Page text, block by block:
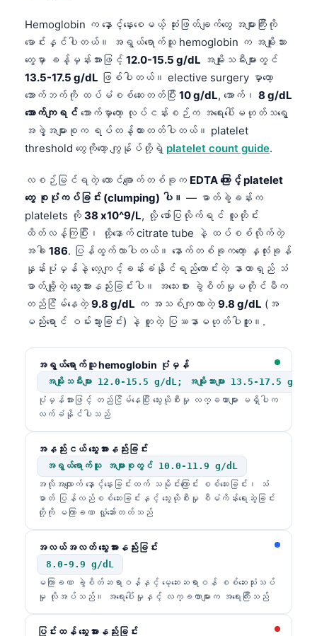
Hemoglobin က နှောင့်နှေးစေမယ့် ဆုံးဖြတ်ချက်တွေ အများကြီးကို
မောင်းနှင်ပါတယ်။ အရွယ်ရောက်သူ hemoglobin က အမျိုးသား
တွေမှာ ခန့်မှန်းအားဖြင့် 12.0-15.5 g/dL အမျိုးသမီးများတွင်
13.5-17.5 g/dL ဖြစ်ပါတယ်။ elective surgery မှာတော့
အောက်ဘက်ကို ထပ်မံစစ်ဆေးတတ်ပြီး 10 g/dL, အောက်၊ 8 g/dL
အောက်ကျရင် အောက်မှာတော့ လုပ်ငန်းစဉ်က အရေးပေါ်မဟုတ်သရွေ့
အဖွဲ့အများစုက ရပ်တန့်ထားတတ်ပါတယ်။ platelet
threshold တွေကိုတော့ ကျွန်ုပ်တို့ရဲ့ platelet count guide.
လစဉ်မြင်ရတဲ့ ထောင်ချောက်တစ်ခုက EDTA ကြောင့် platelet
တွေ စုပုံကပ်ခြင်း (clumping) ပါ။ — ဓာတ်ခွဲခန်းက
platelets ကို 38 x10^9/L, လို့ ဖော်ပြလိုက်ရင် လူတိုင်း
ထိတ်လန့်ကြပြီး၊ ထို့နောက် citrate tube နဲ့ ထပ်စစ်လိုက်တဲ့
အခါ 186. ပြန်ထွက်လာပါတယ်။ နောက်တစ်ခုကတော့ နှလုံးခုန်
နှုန်းပုံမှန်နဲ့ လေ့ကျင့်ခန်းခံနိုင်ရည်ကောင်းတဲ့ နာတာရှည် သံ
ဓာတ်ချို့တဲ့ သွေးအားနည်းခြင်းပါ။ အသေးစား ခွဲစိတ်မှုမတိုင်မီက
တည်ငြိမ်နေတဲ့ 9.8 g/dL က အသစ်ကျလာတဲ့ 9.8 g/dL (အ
မည်းရောင် ဝမ်းသွားခြင်း) နဲ့ တူတဲ့ ပြဿနာမဟုတ်ပါဘူး။.
အရွယ်ရောက်သူ hemoglobin ပုံမှန်
အမျိုးသမီးများ 12.0-15.5 g/dL; အမျိုးသားများ 13.5-17.5 g/dL
ပုံမှန်အားဖြင့် တည်ငြိမ်နေပြီး သွေးယိုစီးမှု လက္ခဏာများ မရှိပါက
လက်ခံနိုင်ပါသည်
အနည်းငယ် သွေးအားနည်းခြင်း
အရွယ်ရောက်သူ အများစုတွင် 10.0-11.9 g/dL
အလိုအလျောက် နှောင့်နှေးခြင်းထက် သမိုင်းကြောင်း စစ်ဆေးခြင်း၊ သံ
ဓာတ် ပြန်လည်စစ်ဆေးခြင်းနှင့် သွေးယိုစီးမှု စီမံကိန်းရေးဆွဲခြင်း
တို့ကို မကြာခဏ လှုံ့ဆော်တတ်သည်
အလယ်အလတ် သွေးအားနည်းခြင်း
8.0-9.9 g/dL
မကြာခဏ ခွဲစိတ်ဆရာဝန်နှင့် မေ့ဆေးဆရာဝန် စစ်ဆေးသုံးသပ်
မှု လိုအပ်သည်။ အရေးပေါ်မှုနှင့် လက္ခဏာများက အရေးကြီးသည်
ပြင်းထန် သွေးအားနည်းခြင်း